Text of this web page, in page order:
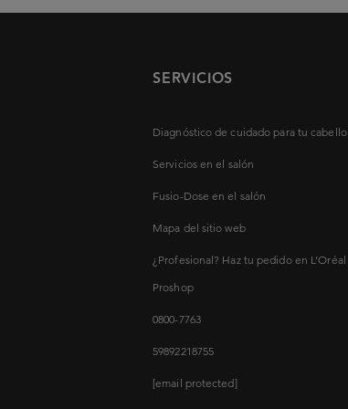
SERVICIOS
Diagnóstico de cuidado para tu cabello
Servicios en el salón
Fusio-Dose en el salón
Mapa del sitio web
¿Profesional? Haz tu pedido en L’Oréal
Proshop
0800-7763
59892218755
[email protected]